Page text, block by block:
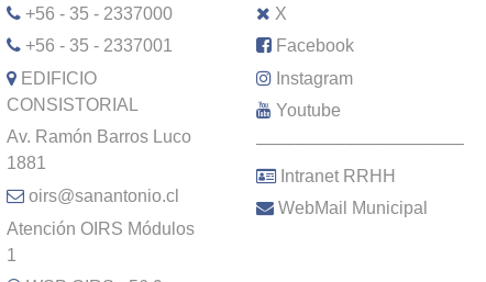
+56 - 35 - 2337000
+56 - 35 - 2337001
EDIFICIO
CONSISTORIAL
Av. Ramón Barros Luco
1881
oirs@sanantonio.cl
Atención OIRS Módulos
1
X
Facebook
Instagram
Youtube
–––––––––––––––––––––
Intranet RRHH
WebMail Municipal